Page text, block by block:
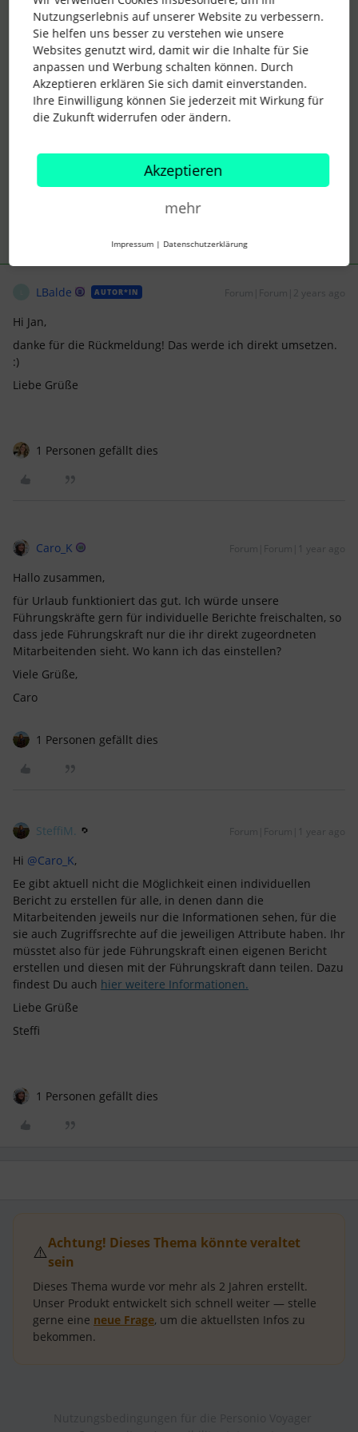
die Führungskräfte können auch alternativ einen “Bericht”
über die Mitarbeiterliste anlegen. Hierfür als Spalte
“Bezahlter Urlaub Kontostand” und evtl. zusätzlich noch
“Bezahlter Urlaub geplante Tage” auswählen. Somit hätten
sie Einsicht in den aktuellen Stand, sowie auf die geplanten
Urlaube.
LBalde AUTOR*IN Forum|Forum|2 years ago
Hi Jan,
danke für die Rückmeldung! Das werde ich direkt umsetzen.
:)
Liebe Grüße
1 Personen gefällt dies
Caro_K Forum|Forum|1 year ago
Hallo zusammen,
für Urlaub funktioniert das gut. Ich würde unsere
Führungskräfte gern für individuelle Berichte freischalten, so
dass jede Führungskraft nur die ihr direkt zugeordneten
Mitarbeitenden sieht. Wo kann ich das einstellen?
Viele Grüße,
Caro
1 Personen gefällt dies
SteffiM. Forum|Forum|1 year ago
Hi ​ @Caro_K,
Ee gibt aktuell nicht die Möglichkeit einen individuellen
Bericht zu erstellen für alle, in denen dann die
Mitarbeitenden jeweils nur die Informationen sehen, für die
sie auch Zugriffsrechte auf die jeweiligen Attribute haben. Ihr
müsstet also für jede Führungskraft einen eigenen Bericht
erstellen und diesen mit der Führungskraft dann teilen. Dazu
findest Du auch hier weitere Informationen.
Liebe Grüße
Steffi
1 Personen gefällt dies
⚠️Achtung! Dieses Thema könnte veraltet
sein
Dieses Thema wurde vor mehr als 2 Jahren erstellt.
Unser Produkt entwickelt sich schnell weiter — stelle
gerne eine neue Frage, um die aktuellsten Infos zu
bekommen.
Nutzungserlebnis auf unserer Website zu verbessern.
Sie helfen uns besser zu verstehen wie unsere
Websites genutzt wird, damit wir die Inhalte für Sie
anpassen und Werbung schalten können. Durch
Akzeptieren erklären Sie sich damit einverstanden.
Ihre Einwilligung können Sie jederzeit mit Wirkung für
die Zukunft widerrufen oder ändern.
Akzeptieren
mehr
Impressum | Datenschutzerklärung